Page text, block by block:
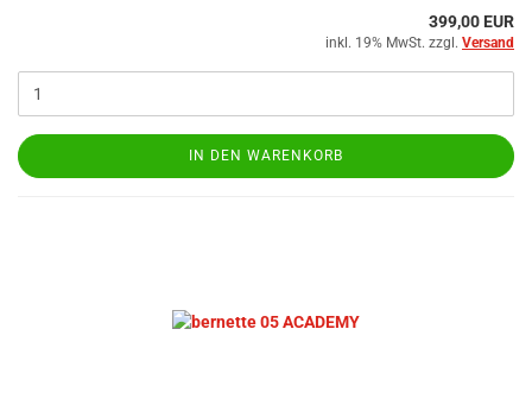
399,00 EUR
inkl. 19% MwSt. zzgl. Versand
IN DEN WARENKORB